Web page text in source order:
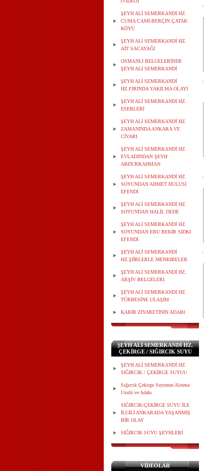
ŞEYH ALİ SEMERKANDİ HZ.
CUMA CAMİ-BERÇİN ÇATAK
KÖYÜ
ŞEYH ALİ SEMERKANDİ HZ.
AİT SACAYAĞI
OSMANLI BELGELERİNDE
ŞEYH ALİ SEMERKANDİ
ŞEYH ALİ SEMERKANDİ
HZ.FIRINDA YAKILMA OLAYI
ŞEYH ALİ SEMERKANDİ HZ.
ESERLERİ
ŞEYH ALİ SEMERKANDİ HZ.
ZAMANINDA ANKARA VE
CİVARI
ŞEYH ALİ SEMERKANDİ HZ.
EVLADINDAN ŞEYH
ABDURRAHMAN
ŞEYH ALİ SEMERKANDİ HZ.
SOYUNDAN AHMET HULUSİ
EFENDİ
ŞEYH ALİ SEMERKANDİ HZ.
SOYUNDAN HALİL DEDE
ŞEYH ALİ SEMERKANDİ HZ.
SOYUNDAN EBU BEKİR SIDKI
EFENDİ
ŞEYH ALİ SEMERKANDİ
HZ.ŞİİRLERLE MENKIBELER
ŞEYH ALİ SEMERKANDİ HZ.
ARŞİV BELGELERİ
ŞEYH ALİ SEMERKANDİ HZ.
TÜRBESİNE ULAŞIM
KABİR ZİYARETİNİN ADABI
ŞEYH ALİ SEMERKANDİ HZ.
ÇEKİRGE / SIĞIRCIK SUYU
ŞEYH ALİ SEMERKANDİ HZ.
SIĞIRCIK / ÇEKİRGE SUYUU
Sığırcık Çekirge Suyunun Alınma
Usulü ve Adabı
SIĞIRCIK/ÇEKİRGE SUYU İLE
İLGİLİ ANKARADA YAŞANMIŞ
BİR OLAY
SIĞIRCIK SUYU ŞEYHLERİ
VİDEOLAR